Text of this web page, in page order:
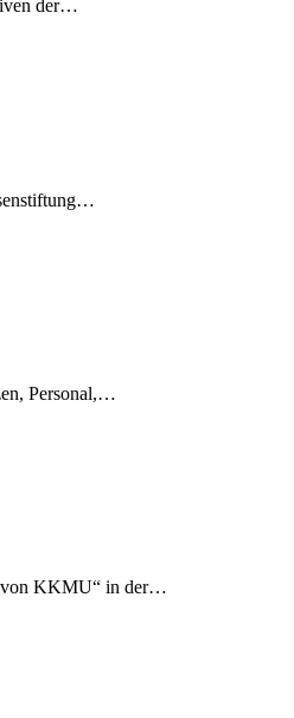
der…
Personal,…
von KKMU“ in der…